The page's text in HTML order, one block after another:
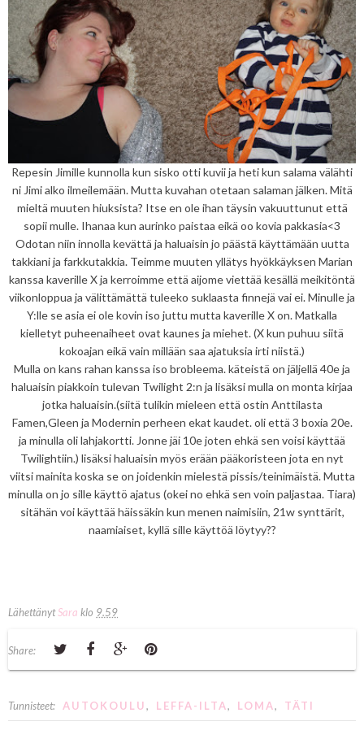
Repesin Jimille kunnolla kun sisko otti kuvii ja heti kun salama välähti
ni Jimi alko ilmeilemään. Mutta kuvahan otetaan salaman jälken. Mitä
mieltä muuten hiuksista? Itse en ole ihan täysin vakuuttunut että
sopii mulle. Ihanaa kun aurinko paistaa eikä oo kovia pakkasia<3
Odotan niin innolla kevättä ja haluaisin jo päästä käyttämään uutta
takkiani ja farkkutakkia. Teimme muuten yllätys hyökkäyksen Marian
kanssa kaverille X ja kerroimme että aijome viettää kesällä meikitöntä
viikonloppua ja välittämättä tuleeko suklaasta finnejä vai ei. Minulle ja
Y:lle se asia ei ole kovin iso juttu mutta kaverille X on. Matkalla
kielletyt puheenaiheet ovat kaunes ja miehet. (X kun puhuu siitä
kokoajan eikä vain millään saa ajatuksia irti niistä.)
Mulla on kans rahan kanssa iso brobleema. käteistä on jäljellä 40e ja
haluaisin piakkoin tulevan Twilight 2:n ja lisäksi mulla on monta kirjaa
jotka haluaisin.(siitä tulikin mieleen että ostin Anttilasta
Famen,Gleen ja Modernin perheen ekat kaudet. oli että 3 boxia 20e.
ja minulla oli lahjakortti. Jonne jäi 10e joten ehkä sen voisi käyttää
Twilightiin.) lisäksi haluaisin myös erään pääkoristeen jota en nyt
viitsi mainita koska se on joidenkin mielestä pissis/teinimäistä. Mutta
minulla on jo sille käyttö ajatus (okei no ehkä sen voin paljastaa. Tiara)
sitähän voi käyttää häissäkin kun menen naimisiin, 21w synttärit,
naamiaiset, kyllä sille käyttöä löytyy??
LähettänytSara klo 9.59
Share:
Tunnisteet: AUTOKOULU, LEFFA-ILTA, LOMA, TÄTI